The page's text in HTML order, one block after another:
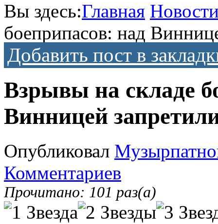
Вы здесь:Главная
боеприпасов: над
Добавить пост в
Взрывы на складе
Винницей
Опубликовал
Комментариев
Прочитано: 101 раз(а)